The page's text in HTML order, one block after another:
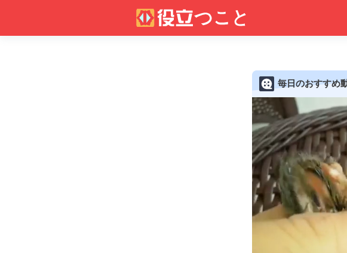
毎日のおすすめ